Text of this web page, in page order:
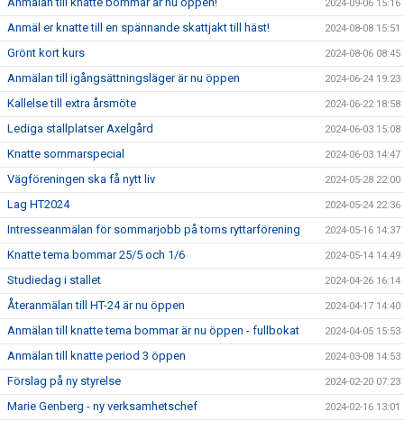
2024-09-06 15:16
Anmäl er knatte till en spännande skattjakt till häst! 2024-08-08 15:51
Grönt kort kurs 2024-08-06 08:45
Anmälan till igångsättningsläger är nu öppen 2024-06-24 19:23
Kallelse till extra årsmöte 2024-06-22 18:58
Lediga stallplatser Axelgård 2024-06-03 15:08
Knatte sommarspecial 2024-06-03 14:47
Vägföreningen ska få nytt liv 2024-05-28 22:00
Lag HT2024 2024-05-24 22:36
Intresseanmälan för sommarjobb på torns ryttarförening 2024-05-16 14:37
Knatte tema bommar 25/5 och 1/6 2024-05-14 14:49
Studiedag i stallet 2024-04-26 16:14
Återanmälan till HT-24 är nu öppen 2024-04-17 14:40
Anmälan till knatte tema bommar är nu öppen - fullbokat 2024-04-05 15:53
Anmälan till knatte period 3 öppen 2024-03-08 14:53
Förslag på ny styrelse 2024-02-20 07:23
Marie Genberg - ny verksamhetschef 2024-02-16 13:01